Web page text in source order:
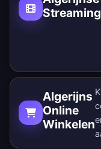
Algerijns
Online
Winkelen